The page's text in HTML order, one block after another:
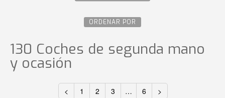
ORDENAR POR
130 Coches de segunda mano
y ocasión
< 1 2 3 … 6 >